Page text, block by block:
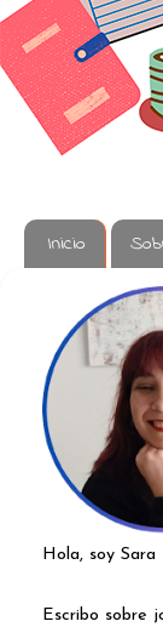
Inicio
Hola, soy Sara
Escribo sobre